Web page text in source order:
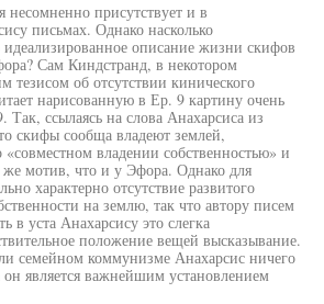
несомненно присутствует и в
письмах. Однако насколько
идеализированное описание жизни скифов
Сам Киндстранд, в некотором
тезисом об отсутствии кинического
нарисованную в Ер. 9 картину очень
Так, ссылаясь на слова Анахарсиса из
скифы сообща владеют землей,
владении собственностью» и
же мотив, что и у Эфора. Однако для
характерно отсутствие развитого
на землю, так что автору писем
в уста Анахарсису это слегка
положение вещей высказывание.
семейном коммунизме Анахарсис ничего
является важнейшим установлением